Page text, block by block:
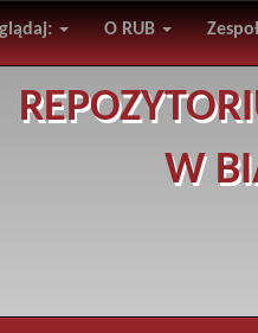
O RUB
W